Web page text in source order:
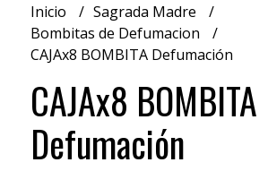
Inicio
Sagrada Madre
Bombitas de Defumacion
CAJAx8 BOMBITA Defumación
CAJAx8 BOMBITA
Defumación